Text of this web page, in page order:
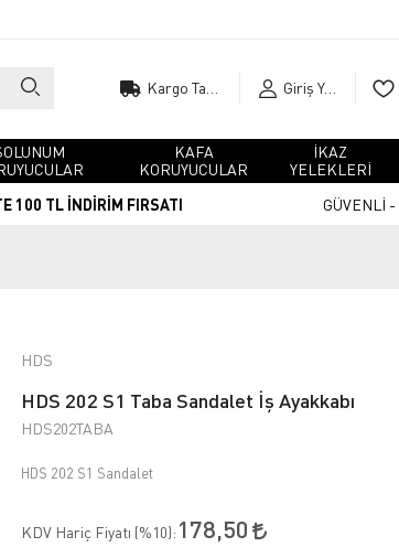
Giriş Yap
KAFA
KORUYUCULAR
İKAZ
YELEKLERİ
100 TL İNDİRİM FIRSATI GÜVENLİ -
HDS
HDS 202 S1 Taba Sandalet İş Ayakkabı
HDS202TABA
HDS 202 S1 Sandalet
KDV Hariç Fiyatı (%10): 178,50